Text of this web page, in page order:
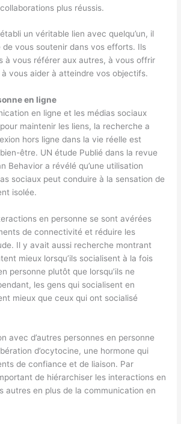
plus réussis.
un véritable lien avec quelqu’un, il
de vous soutenir dans vos efforts. Ils
à vous référer aux autres, à vous offrir
vous aider à atteindre vos objectifs.
en ligne
en ligne et les médias sociaux
maintenir les liens, la recherche a
hors ligne dans la vie réelle est
être. UNétude Publié dans la revue
Behavior a révélé qu’une utilisation
sociaux peut conduire à la sensation de
isolée.
en personne se sont avérées
de connectivité et réduire les
Il y avait aussi recherche montrant
mieux lorsqu’ils socialisent à la fois
personne plutôt que lorsqu’ils ne
les gens qui socialisent en
mieux que ceux qui ont socialisé
avec d’autres personnes en personne
d’ocytocine, une hormone qui
de confiance et de liaison. Par
de hiérarchiser les interactions en
autres en plus de la communication en